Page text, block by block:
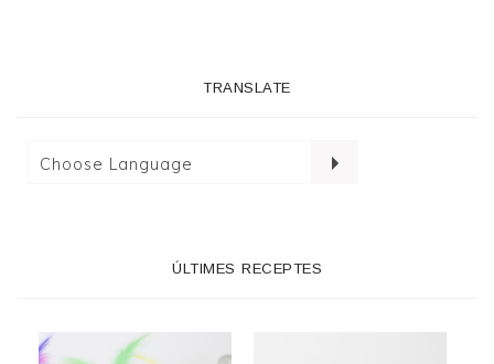
TRANSLATE
ÚLTIMES RECEPTES